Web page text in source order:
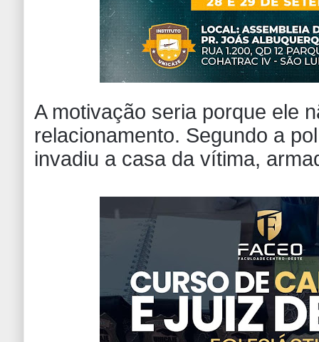
A motivação seria porque ele
relacionamento. Segundo a
invadiu a casa da vítima,